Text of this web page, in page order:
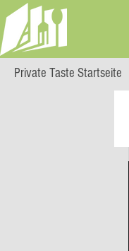
Private Taste Startseite